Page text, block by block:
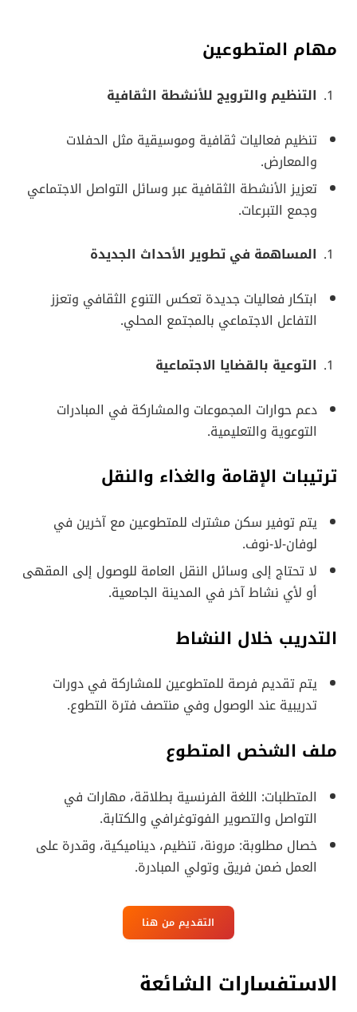
مهام المتطوعين
التنظيم والترويج للأنشطة الثقافية
تنظيم فعاليات ثقافية وموسيقية مثل الحفلات
والمعارض.
تعزيز الأنشطة الثقافية عبر وسائل التواصل الاجتماعي
وجمع التبرعات.
المساهمة في تطوير الأحداث الجديدة
ابتكار فعاليات جديدة تعكس التنوع الثقافي وتعزز
التفاعل الاجتماعي بالمجتمع المحلي.
التوعية بالقضايا الاجتماعية
دعم حوارات المجموعات والمشاركة في المبادرات
التوعوية والتعليمية.
ترتيبات الإقامة والغذاء والنقل
يتم توفير سكن مشترك للمتطوعين مع آخرين في
لوفان-لا-نوف.
لا تحتاج إلى وسائل النقل العامة للوصول إلى المقهى
أو لأي نشاط آخر في المدينة الجامعية.
التدريب خلال النشاط
يتم تقديم فرصة للمتطوعين للمشاركة في دورات
تدريبية عند الوصول وفي منتصف فترة التطوع.
ملف الشخص المتطوع
المتطلبات: اللغة الفرنسية بطلاقة، مهارات في
التواصل والتصوير الفوتوغرافي والكتابة.
خصال مطلوبة: مرونة، تنظيم، ديناميكية، وقدرة على
العمل ضمن فريق وتولي المبادرة.
التقديم من هنا
الاستفسارات الشائعة